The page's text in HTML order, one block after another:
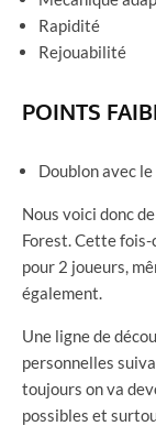
Rapidité
Rejouabilité
POINTS
Doublon avec
Nous voici donc
Forest. Cette fois-
pour 2 joueurs,
également.
Une ligne de
personnelles
toujours on va
possibles et